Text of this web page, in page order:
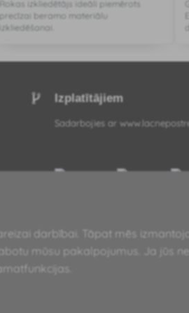
Rokas izkliedētājs ideāli piemērots
precīzai beramo materiālu
izkliedēšanai.
Izplatītājiem
Sadarbojies ar
darbībai. Tāpat mēs
mūsu pakalpojumus. Ja jūs